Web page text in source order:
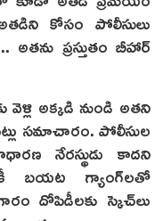
కోసం పోలీసులు
ప్రస్తుతం బీహార్
అక్కడి నుండి అతని
సమాచారం. పోలీసుల
నేరస్థుడు కాదని
బయట గ్యాంగ్‌లతో
దోపిడీలకు స్కెచ్‌లు